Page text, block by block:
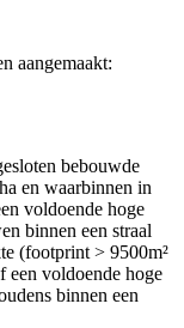
aangemaakt:
bebouwde
en waarbinnen in
voldoende hoge
binnen een straal
(footprint > 9500m²
een voldoende hoge
binnen een